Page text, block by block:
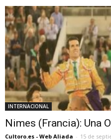
INTERNACIONAL
Nimes (Francia): Una
Cultoro.es - Web Aliada - 15 de